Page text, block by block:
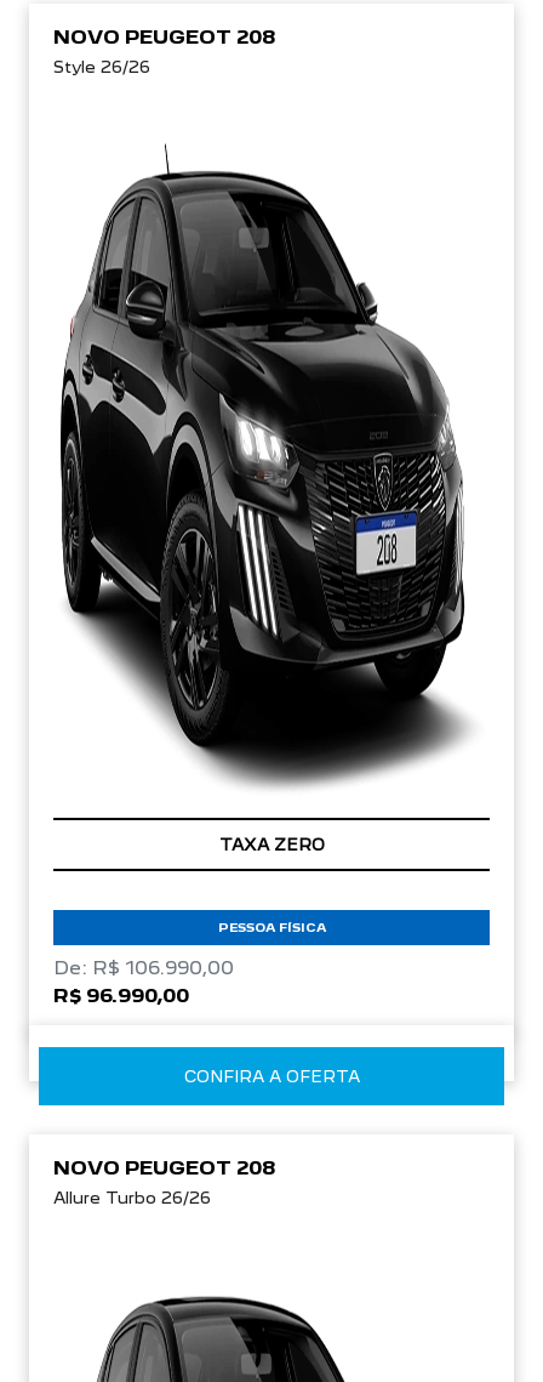
Style 26/26
TAXA ZERO
De: R$ 106.990,00
R$ 96.990,00
CONFIRA A OFERTA
Allure Turbo 26/26